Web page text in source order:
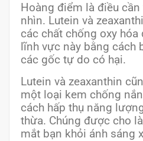
Hoàng điểm là điều
nhìn. Lutein và
các chất chống oxy
lĩnh vực này bằng cách
các gốc tự do có hại.
Lutein và zeaxanthin
một loại kem chống
cách hấp thụ năng
thừa. Chúng được cho
mắt bạn khỏi ánh sáng